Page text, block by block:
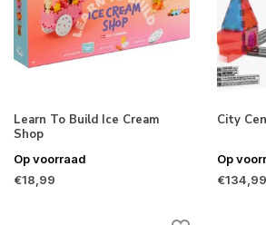
Learn To Build Ice Cream
Shop
Op voorraad
€18,99
City
Op
€134,99